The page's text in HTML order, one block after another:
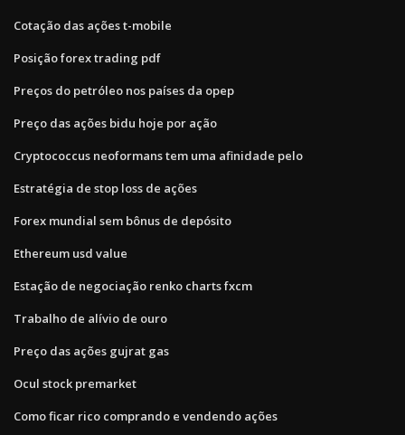
Cotação das ações t-mobile
Posição forex trading pdf
Preços do petróleo nos países da opep
Preço das ações bidu hoje por ação
Cryptococcus neoformans tem uma afinidade pelo
Estratégia de stop loss de ações
Forex mundial sem bônus de depósito
Ethereum usd value
Estação de negociação renko charts fxcm
Trabalho de alívio de ouro
Preço das ações gujrat gas
Ocul stock premarket
Como ficar rico comprando e vendendo ações